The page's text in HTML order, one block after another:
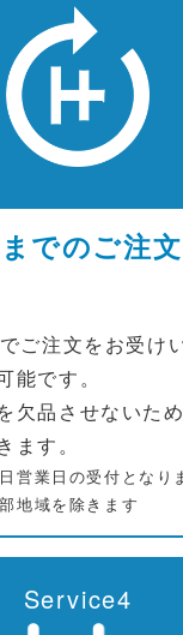
でのご注
ご注文をお受け
能です。
欠品させないた
ます。
営業日の受付となり
地域を除きます
Service4